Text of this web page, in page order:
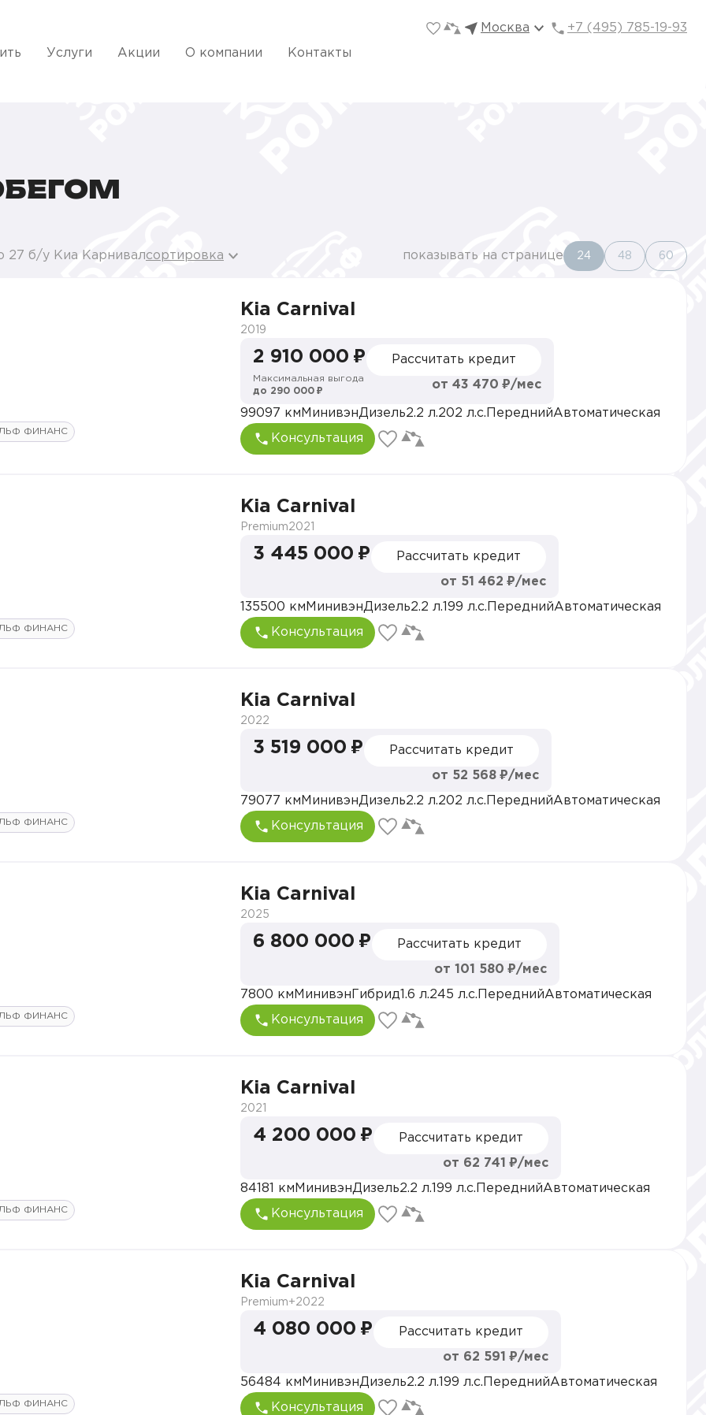
Москва +7 (495) 785-19-93
Услуги Акции О компании Контакты
27 б/у Киа Карнивалсортировка показывать на странице 24 48 60
ФИНАНС
Kia Carnival
2019
2 910 000 ₽
Максимальная выгода
до 290 000 ₽
Рассчитать кредит
от 43 470 ₽/мес
99097 км МинивэнДизель2.2 л.202 л.с. ПереднийАвтоматическая
Консультация
ФИНАНС
Kia Carnival
Premium2021
3 445 000 ₽ Рассчитать кредит
от 51 462 ₽/мес
135500 км МинивэнДизель2.2 л. 199 л.с. ПереднийАвтоматическая
Консультация
ФИНАНС
Kia Carnival
2022
3 519 000 ₽ Рассчитать кредит
от 52 568 ₽/мес
79077 км МинивэнДизель2.2 л.202 л.с. ПереднийАвтоматическая
Консультация
ФИНАНС
Kia Carnival
2025
6 800 000 ₽ Рассчитать кредит
от 101 580 ₽/мес
7800 км Минивэн Гибрид 1.6 л.245 л.с. ПереднийАвтоматическая
Консультация
ФИНАНС
Kia Carnival
2021
4 200 000 ₽ Рассчитать кредит
от 62 741 ₽/мес
84181 км МинивэнДизель2.2 л. 199 л.с. ПереднийАвтоматическая
Консультация
ФИНАНС
Kia Carnival
Premium+2022
4 080 000 ₽ Рассчитать кредит
от 62 591 ₽/мес
56484 км МинивэнДизель2.2 л. 199 л.с. ПереднийАвтоматическая
Консультация